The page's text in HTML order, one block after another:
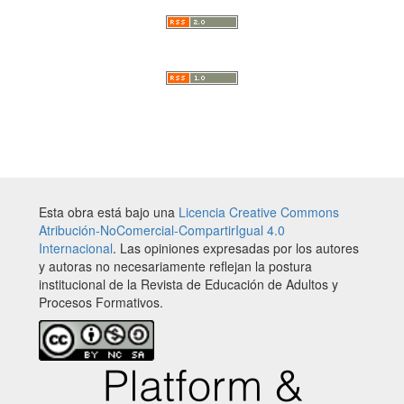
Esta obra está bajo una Licencia Creative Commons
Atribución-NoComercial-CompartirIgual 4.0
Internacional. Las opiniones expresadas por los autores
y autoras no necesariamente reflejan la postura
institucional de la Revista de Educación de Adultos y
Procesos Formativos.